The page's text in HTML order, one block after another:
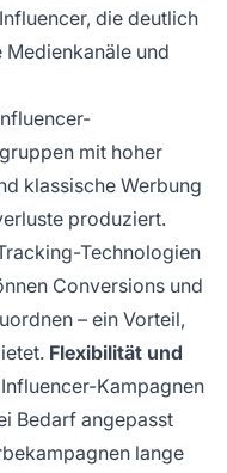
die deutlich
und
mit hoher
klassische Werbung
produziert.
Technologien
Conversions und
– ein Vorteil,
Flexibilität und
Kampagnen
Bedarf angepasst
lange